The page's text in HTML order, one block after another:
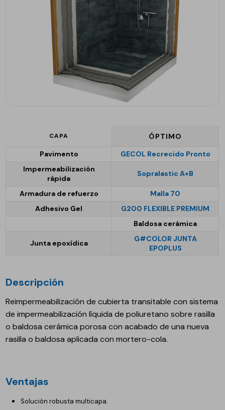
CAPA
ÓPTIMO
Pavimento
GECOL Recrecido Pronto
Impermeabilización
rápida
Sopralastic A+B
Armadura de refuerzo
Malla 70
Adhesivo Gel
G200 FLEXIBLE PREMIUM
Baldosa cerámica
Junta epoxídica
G#COLOR JUNTA
EPOPLUS
Descripción
Reimpermeabilización de cubierta transitable con sistema
de impermeabilización líquida de poliuretano sobre rasilla
o baldosa cerámica porosa con acabado de una nueva
rasilla o baldosa aplicada con mortero-cola.
Ventajas
Solución robusta multicapa.